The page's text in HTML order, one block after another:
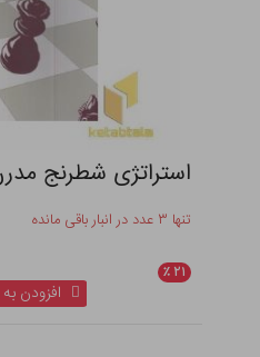
استراتژی شطرنج
تنها ۳ عدد در انبار باقی مانده
۲۱ ٪
افزودن